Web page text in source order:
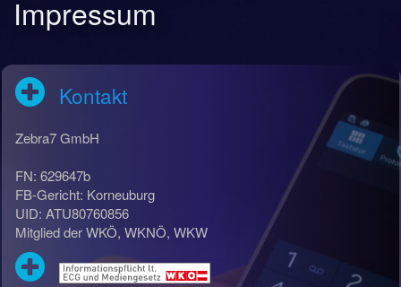
Impressum
Kontakt
Zebra7 GmbH
FN: 629647b
FB-Gericht: Korneuburg
UID: ATU80760856
Mitglied der WKÖ, WKNÖ, WKW